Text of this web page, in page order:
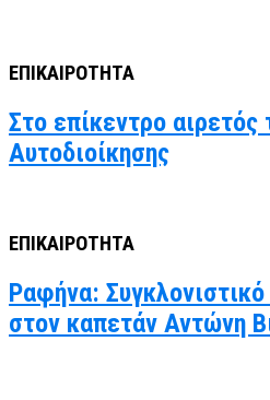
ΕΠΙΚΑΙΡΟΤΗΤΑ
Στο επίκεντρο αιρετός
Αυτοδιοίκησης
ΕΠΙΚΑΙΡΟΤΗΤΑ
Ραφήνα: Συγκλονιστικό
στον καπετάν Αντώνη